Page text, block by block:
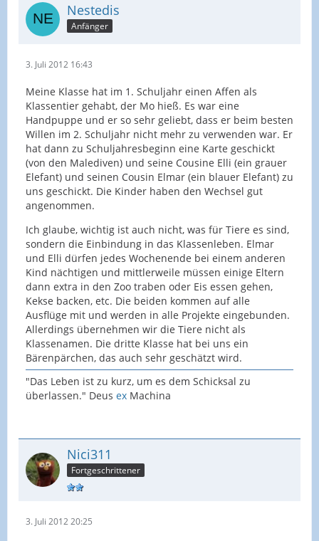
Nestedis
Anfänger
3. Juli 2012 16:43
Meine Klasse hat im 1. Schuljahr einen Affen als
Klassentier gehabt, der Mo hieß. Es war eine
Handpuppe und er so sehr geliebt, dass er beim besten
Willen im 2. Schuljahr nicht mehr zu verwenden war. Er
hat dann zu Schuljahresbeginn eine Karte geschickt
(von den Malediven) und seine Cousine Elli (ein grauer
Elefant) und seinen Cousin Elmar (ein blauer Elefant) zu
uns geschickt. Die Kinder haben den Wechsel gut
angenommen.
Ich glaube, wichtig ist auch nicht, was für Tiere es sind,
sondern die Einbindung in das Klassenleben. Elmar
und Elli dürfen jedes Wochenende bei einem anderen
Kind nächtigen und mittlerweile müssen einige Eltern
dann extra in den Zoo traben oder Eis essen gehen,
Kekse backen, etc. Die beiden kommen auf alle
Ausflüge mit und werden in alle Projekte eingebunden.
Allerdings übernehmen wir die Tiere nicht als
Klassenamen. Die dritte Klasse hat bei uns ein
Bärenpärchen, das auch sehr geschätzt wird.
"Das Leben ist zu kurz, um es dem Schicksal zu
überlassen." Deus ex Machina
Nici311
Fortgeschrittener
3. Juli 2012 20:25